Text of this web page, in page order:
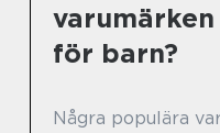
för barn?
Några populära